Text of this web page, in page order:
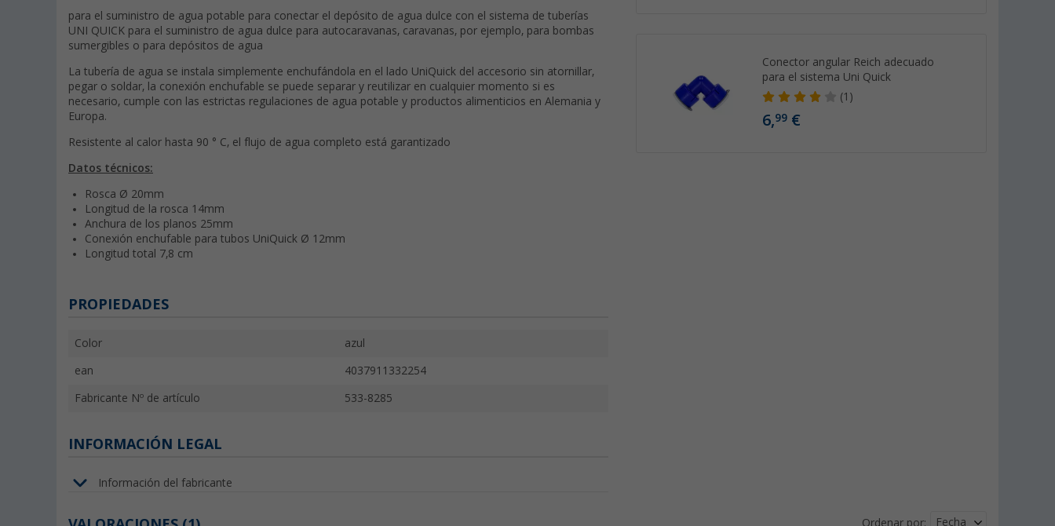
Conector angular Reich adecuado
para el sistema Uni Quick
(1)
6,99 €
para el suministro de agua potable para conectar el depósito de agua dulce con el sistema de tuberías
UNI QUICK para el suministro de agua dulce para autocaravanas, caravanas, por ejemplo, para bombas
sumergibles o para depósitos de agua
La tubería de agua se instala simplemente enchufándola en el lado UniQuick del accesorio sin atornillar,
pegar o soldar, la conexión enchufable se puede separar y reutilizar en cualquier momento si es
necesario, cumple con las estrictas regulaciones de agua potable y productos alimenticios en Alemania y
Europa.
Resistente al calor hasta 90 ° C, el flujo de agua completo está garantizado
Datos técnicos:
Rosca Ø 20mm
Longitud de la rosca 14mm
Anchura de los planos 25mm
Conexión enchufable para tubos UniQuick Ø 12mm
Longitud total 7,8 cm
PROPIEDADES
Color azul
ean 4037911332254
Fabricante Nº de artículo 533-8285
INFORMACIÓN LEGAL
Información del fabricante
Ordenar por: Fecha